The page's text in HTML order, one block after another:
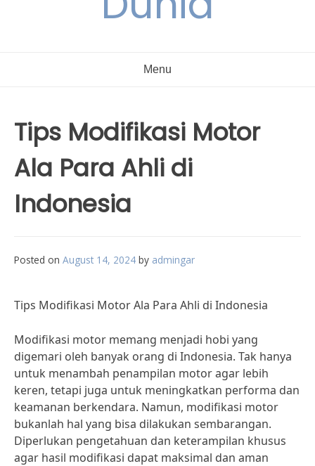
Menu
Tips Modifikasi Motor
Ala Para Ahli di
Indonesia
Posted on August 14, 2024 by admingar
Tips Modifikasi Motor Ala Para Ahli di Indonesia
Modifikasi motor memang menjadi hobi yang
digemari oleh banyak orang di Indonesia. Tak hanya
untuk menambah penampilan motor agar lebih
keren, tetapi juga untuk meningkatkan performa dan
keamanan berkendara. Namun, modifikasi motor
bukanlah hal yang bisa dilakukan sembarangan.
Diperlukan pengetahuan dan keterampilan khusus
agar hasil modifikasi dapat maksimal dan aman